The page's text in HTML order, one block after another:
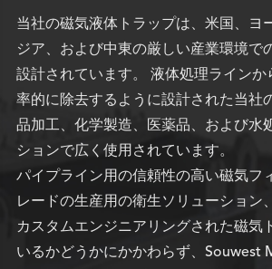
当社の磁気液体トラップは、米国、ヨ
ジア、および中東の厳しい産業環境で
設計されています。 液体処理ラインか
率的に除去するように設計された当社
品加工、化学製造、医薬品、および水
ションで広く使用されています。
パイプライン用の信頼性の高い磁気フ
レードの生産用の衛生ソリューション
カスタムエンジニアリングされた磁気
いるかどうかにかかわらず、Souwest